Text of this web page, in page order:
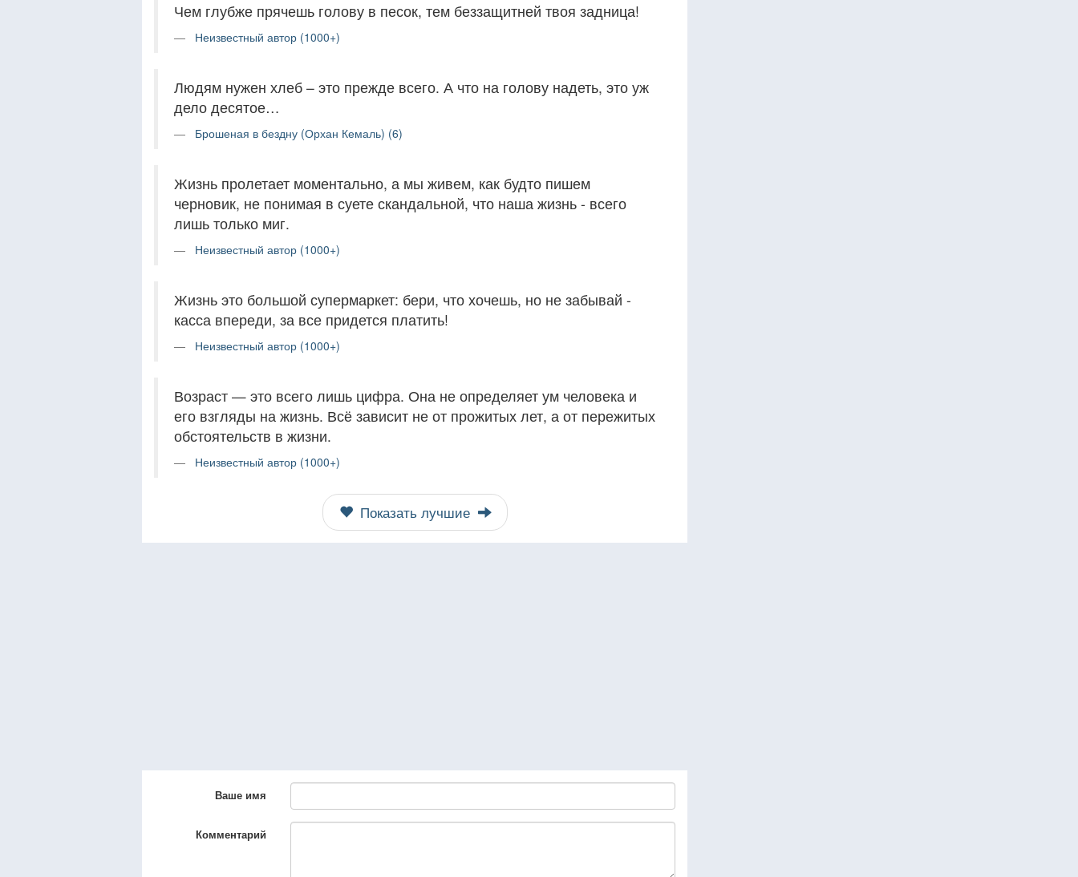
Чем глубже прячешь голову в песок, тем беззащитней твоя задница!
Неизвестный автор (1000+)
Людям нужен хлеб – это прежде всего. А что на голову надеть, это уж
дело десятое…
Брошеная в бездну (Орхан Кемаль) (6)
Жизнь пролетает моментально, а мы живем, как будто пишем
черновик, не понимая в суете скандальной, что наша жизнь - всего
лишь только миг.
Неизвестный автор (1000+)
Жизнь это большой супермаркет: бери, что хочешь, но не забывай -
касса впереди, за все придется платить!
Неизвестный автор (1000+)
Возраст — это всего лишь цифра. Она не определяет ум человека и
его взгляды на жизнь. Всё зависит не от прожитых лет, а от пережитых
обстоятельств в жизни.
Неизвестный автор (1000+)
Показать лучшие
Ваше имя
Комментарий